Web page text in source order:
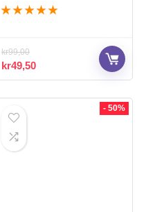
★★★★★
kr99,00
Opprinnelig
pris
kr49,50Nåværende
pris
- 50%